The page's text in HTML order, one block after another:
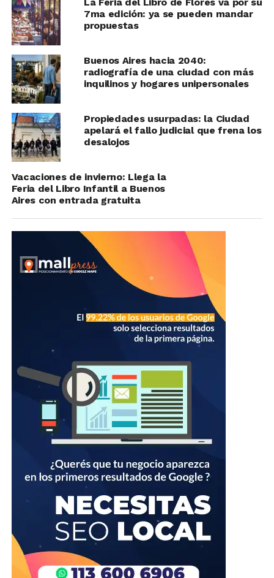
7ma edición: ya se pueden mandar
propuestas
Buenos Aires hacia 2040:
radiografía de una ciudad con más
inquilinos y hogares unipersonales
Propiedades usurpadas: la Ciudad
apelará el fallo judicial que frena los
desalojos
Vacaciones de invierno: Llega la
Feria del Libro Infantil a Buenos
Aires con entrada gratuita